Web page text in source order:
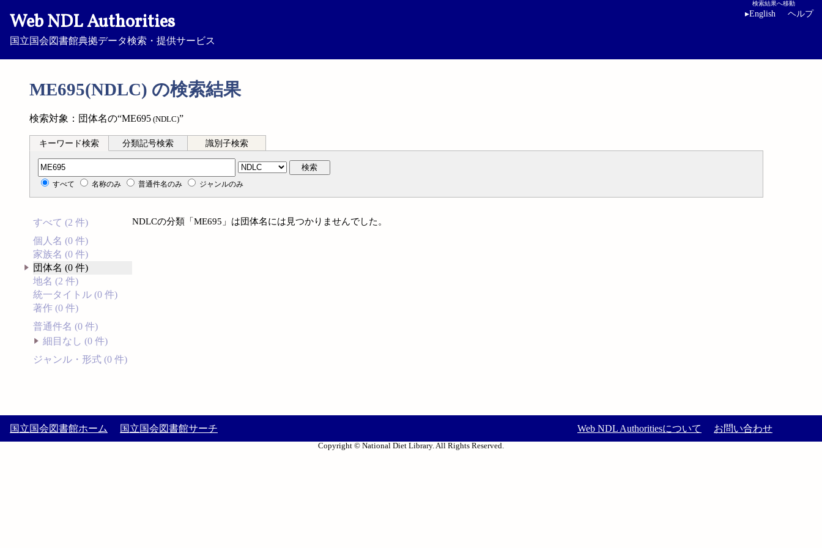
Web NDL Authorities
国立国会図書館典拠データ検索・提供サービス
検索結果へ移動
▸English ヘルプ
ME695(NDLC) の検索結果
検索対象：団体名の“ME695 (NDLC)”
キーワード検索 分類記号検索 識別子検索
分類記号検索 検索
すべて 名称のみ 普通件名のみ ジャンルのみ
すべて (2 件)
個人名 (0 件)
家族名 (0 件)
団体名 (0 件)
地名 (2 件)
統一タイトル (0 件)
著作 (0 件)
普通件名 (0 件)
細目なし (0 件)
ジャンル・形式 (0 件)
NDLCの分類「ME695」は団体名には見つかりませんでした。
国立国会図書館ホーム 国立国会図書館サーチ Web NDL Authoritiesについて お問い合わせ
Copyright © National Diet Library. All Rights Reserved.